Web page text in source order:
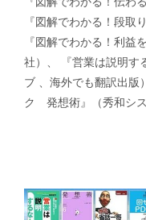
『図解でわかる！段取
『図解でわかる！利益
社）、 『営業は説明す
ブ 、海外でも翻訳出版
ク 発想術』（秀和シス